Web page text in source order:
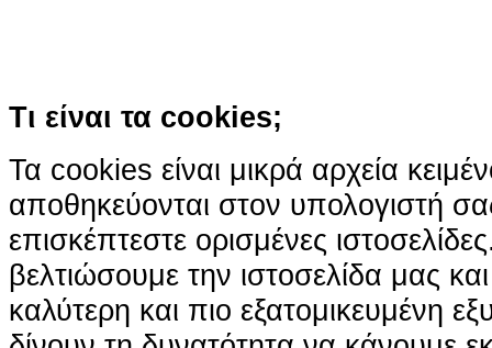
Τι είναι τα cookies;
Τα cookies είναι μικρά αρχεία
αποθηκεύονται στον υπολογιστή
επισκέπτεστε ορισμένες
βελτιώσουμε την ιστοσελίδα μας
καλύτερη και πιο εξατομικευμένη